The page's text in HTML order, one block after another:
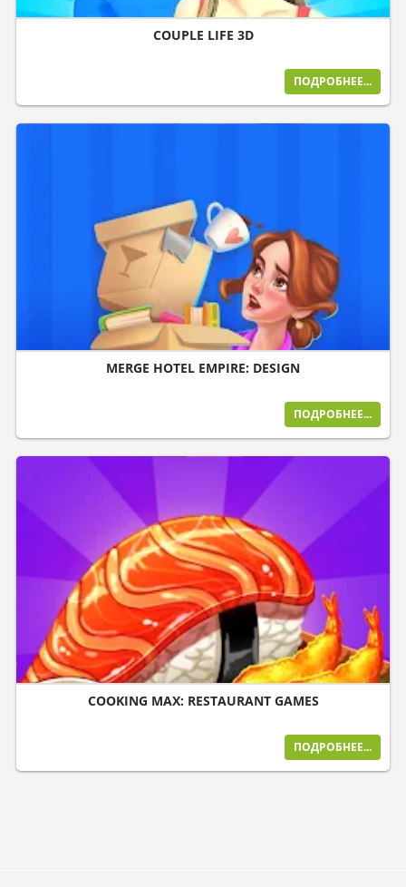
COUPLE LIFE 3D
ПОДРОБНЕЕ...
MERGE HOTEL EMPIRE: DESIGN
ПОДРОБНЕЕ...
COOKING MAX: RESTAURANT GAMES
ПОДРОБНЕЕ...